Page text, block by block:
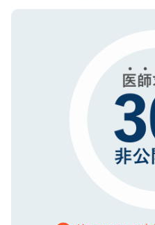
で、機密保持に関
ので、まずはご登